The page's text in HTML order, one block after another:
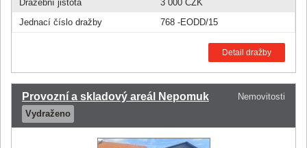
Dražební jistota
3 000 CZK
Jednací číslo dražby
768 -EODD/15
Detail dražby
Nemovitosti
Provozní a skladový areál Nepomuk
Vydraženo